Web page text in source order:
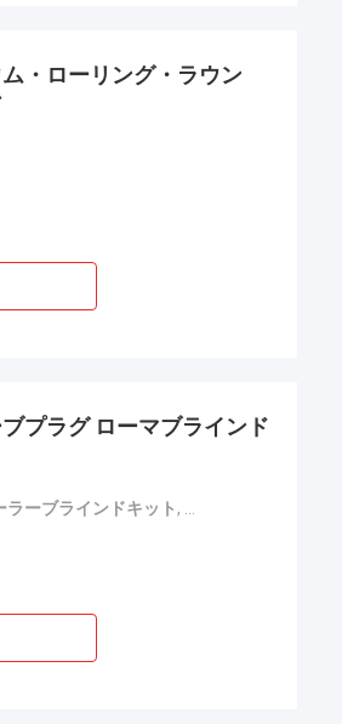
・ローリング・ラウン
プラグ ローマブラインド
ラーブラインドキット ,